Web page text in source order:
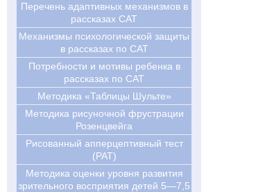
Перечень адаптивных механизмов в
рассказах CAT
Механизмы психологической защиты
в рассказах по САТ
Потребности и мотивы ребенка в
рассказах по САТ
Методика «Таблицы Шульте»
Методика рисуночной фрустрации
Розенцвейга
Рисованный апперцептивный тест
(РАТ)
Методика оценки уровня развития
зрительного восприятия детей 5—7,5